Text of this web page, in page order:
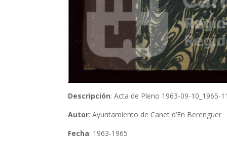
Descripción: Acta de Pleno 1963-09-10_1965-
Autor: Ayuntamiento de Canet d’En Berenguer
Fecha: 1963-1965